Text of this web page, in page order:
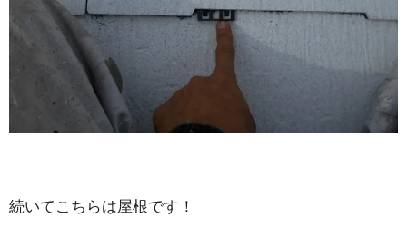
続いてこちらは屋根です！